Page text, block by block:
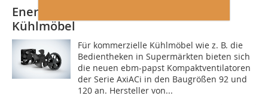
Energieeffiziente Venti­la­toren für
Kühlmöbel
Für kommerzielle Kühlmöbel wie z. B. die
Bedientheken in Supermärkten bieten sich
die neuen ebm-papst Kompaktventilatoren
der Serie AxiACi in den Baugrößen 92 und
120 an. Hersteller von...